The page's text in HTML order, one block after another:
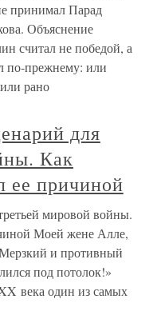
принимал Парад
Объяснение
считал не победой, а
по-прежнему: или
рано
для
Как
ее причиной
мировой войны.
Моей жене Алле,
и противный
под потолок!»
века один из самых